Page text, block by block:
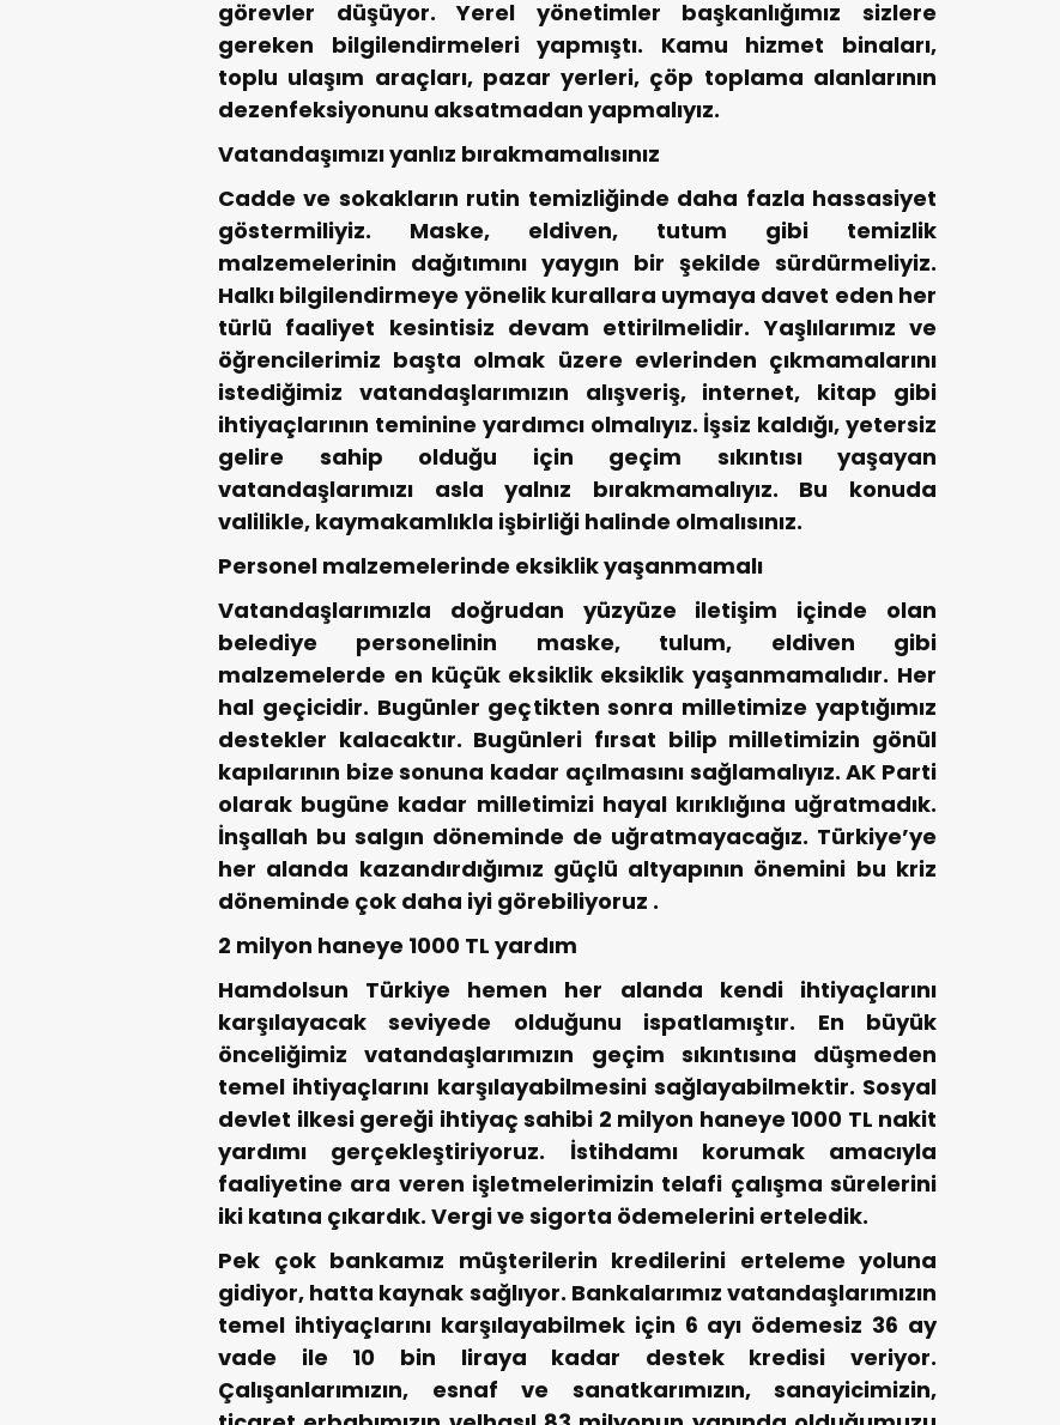
görevler düşüyor. Yerel yönetimler başkanlığımız sizlere
gereken bilgilendirmeleri yapmıştı. Kamu hizmet binaları,
toplu ulaşım araçları, pazar yerleri, çöp toplama alanlarının
dezenfeksiyonunu aksatmadan yapmalıyız.
Vatandaşımızı yanlız bırakmamalısınız
Cadde ve sokakların rutin temizliğinde daha fazla hassasiyet
göstermiliyiz. Maske, eldiven, tutum gibi temizlik
malzemelerinin dağıtımını yaygın bir şekilde sürdürmeliyiz.
Halkı bilgilendirmeye yönelik kurallara uymaya davet eden her
türlü faaliyet kesintisiz devam ettirilmelidir. Yaşlılarımız ve
öğrencilerimiz başta olmak üzere evlerinden çıkmamalarını
istediğimiz vatandaşlarımızın alışveriş, internet, kitap gibi
ihtiyaçlarının teminine yardımcı olmalıyız. İşsiz kaldığı, yetersiz
gelire sahip olduğu için geçim sıkıntısı yaşayan
vatandaşlarımızı asla yalnız bırakmamalıyız. Bu konuda
valilikle, kaymakamlıkla işbirliği halinde olmalısınız.
Personel malzemelerinde eksiklik yaşanmamalı
Vatandaşlarımızla doğrudan yüzyüze iletişim içinde olan
belediye personelinin maske, tulum, eldiven gibi
malzemelerde en küçük eksiklik eksiklik yaşanmamalıdır. Her
hal geçicidir. Bugünler geçtikten sonra milletimize yaptığımız
destekler kalacaktır. Bugünleri fırsat bilip milletimizin gönül
kapılarının bize sonuna kadar açılmasını sağlamalıyız. AK Parti
olarak bugüne kadar milletimizi hayal kırıklığına uğratmadık.
İnşallah bu salgın döneminde de uğratmayacağız. Türkiye’ye
her alanda kazandırdığımız güçlü altyapının önemini bu kriz
döneminde çok daha iyi görebiliyoruz .
2 milyon haneye 1000 TL yardım
Hamdolsun Türkiye hemen her alanda kendi ihtiyaçlarını
karşılayacak seviyede olduğunu ispatlamıştır. En büyük
önceliğimiz vatandaşlarımızın geçim sıkıntısına düşmeden
temel ihtiyaçlarını karşılayabilmesini sağlayabilmektir. Sosyal
devlet ilkesi gereği ihtiyaç sahibi 2 milyon haneye 1000 TL nakit
yardımı gerçekleştiriyoruz. İstihdamı korumak amacıyla
faaliyetine ara veren işletmelerimizin telafi çalışma sürelerini
iki katına çıkardık. Vergi ve sigorta ödemelerini erteledik.
Pek çok bankamız müşterilerin kredilerini erteleme yoluna
gidiyor, hatta kaynak sağlıyor. Bankalarımız vatandaşlarımızın
temel ihtiyaçlarını karşılayabilmek için 6 ayı ödemesiz 36 ay
vade ile 10 bin liraya kadar destek kredisi veriyor.
Çalışanlarımızın, esnaf ve sanatkarımızın, sanayicimizin,